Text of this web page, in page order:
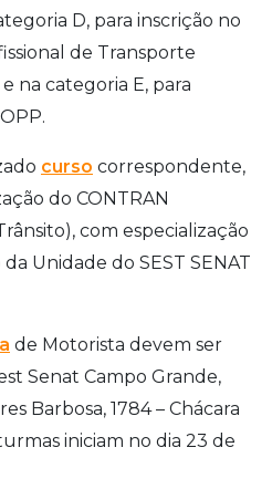
D, para inscrição no
de Transporte
na categoria E, para
curso correspondente,
do CONTRAN
com especialização
Unidade do SEST SENAT
de Motorista devem ser
Senat Campo Grande,
Barbosa, 1784 – Chácara
iniciam no dia 23 de